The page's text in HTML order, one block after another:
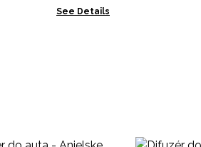
See Details